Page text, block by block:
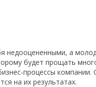
недооцененными, а
будет прощать
процессы компании.
на их результатах.